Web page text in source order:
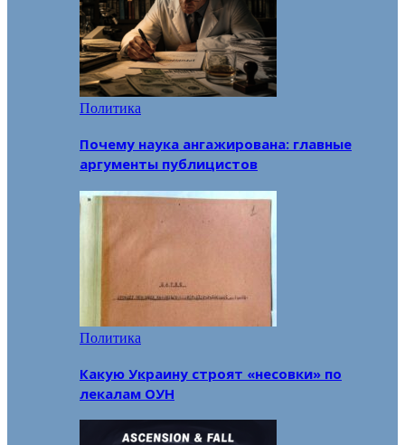
Политика
Почему наука ангажирована: главные
аргументы публицистов
Политика
Какую Украину строят «несовки» по
лекалам ОУН